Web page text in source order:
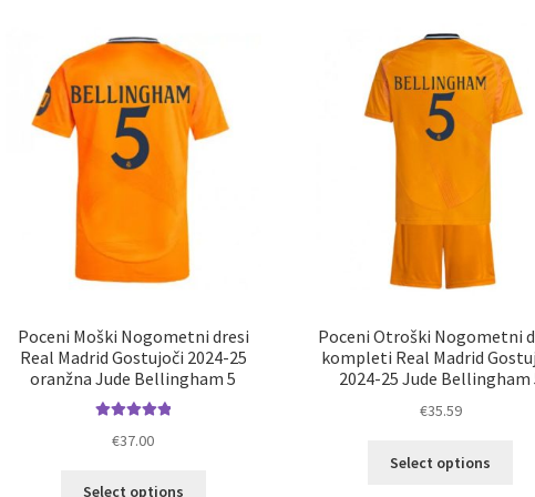
Poceni Moški Nogometni dresi
Real Madrid Gostujoči 2024-25
oranžna Jude Bellingham 5
5.00od 5
€37.00
Select options
Poceni Otroški Nogometni
kompleti Real Madrid
2024-25 Jude Bellingham
€35.59
Select options